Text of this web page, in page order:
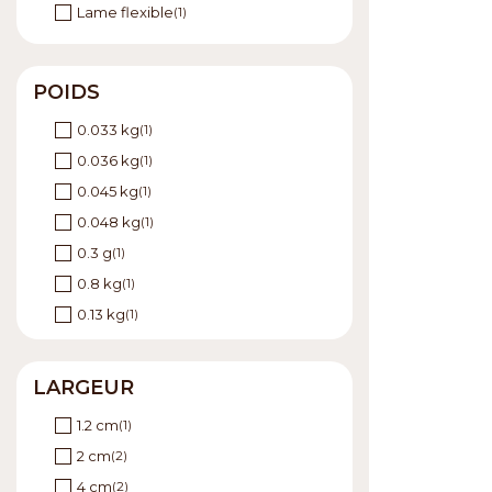
Lame flexible(1)
POIDS
0.033 kg(1)
0.036 kg(1)
0.045 kg(1)
0.048 kg(1)
0.3 g(1)
0.8 kg(1)
0.13 kg(1)
0.44 kg
0.51 kg
LARGEUR
1.2 cm(1)
2 cm(2)
4 cm(2)